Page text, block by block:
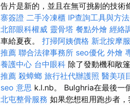
告片是新的，並且在無可挑剔的技術
寨簽證 二手冷凍櫃 IP查詢工具與方法
北部眼科權威 靈骨塔 餐點外燴 經絡
車給夏夜。 打掃阿姨價格 新北按摩
推薦 聯合法律事務所 seo優化 外燴
養護中心 台中眼科 除了發動機和敞
推薦 殺蟑螂 旅行社代辦護照 醫美項
seo 意思 k.l.nb。 Bulghria在最後一
北屯整骨服務 如果您想租用跑步者